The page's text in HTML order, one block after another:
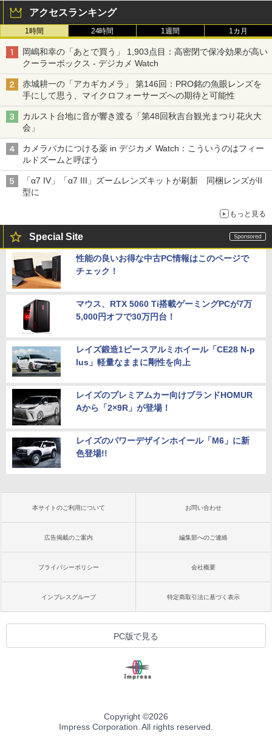
アクセスランキング
1時間 24時間 1週間 1カ月
岡嶋和幸の「あとで買う」 1,903点目：高密閉で保冷効果が高い
クーラーボックス - デジカメ Watch
赤城耕一の「アカギカメラ」 第146回：PRO銘の魚眼レンズを
手にして思う、マイクロフォーサーズへの期待と可能性
カルスト台地に音が響き渡る「第48回秋吉台観光まつり花火大
会」
カメラバカにつける薬 in デジカメ Watch：こういうのはフィー
ルドズームと呼ぼう
「α7 IV」「α7 III」ズームレンズキットが刷新 同梱レンズがII
型に
もっと見る
Special Site
性能の良いお得な中古PC情報はこのページで
チェック！
マウス、RTX 5060 Ti搭載ゲーミングPCが7万
5,000円オフで30万円台！
レイズ鍛造1ピースアルミホイール「CE28 N-p
lus」軽量なままに剛性を向上
レイズのプレミアムカー向けブランドHOMUR
Aから「2×9R」が登場！
レイズのパワーデザインホイール「M6」に新
色登場!!
本サイトのご利用について お問い合わせ
広告掲載のご案内 編集部へのご連絡
プライバシーポリシー 会社概要
インプレスグループ 特定商取引法に基づく表示
PC版で見る
Copyright ©2026
Impress Corporation. All rights reserved.